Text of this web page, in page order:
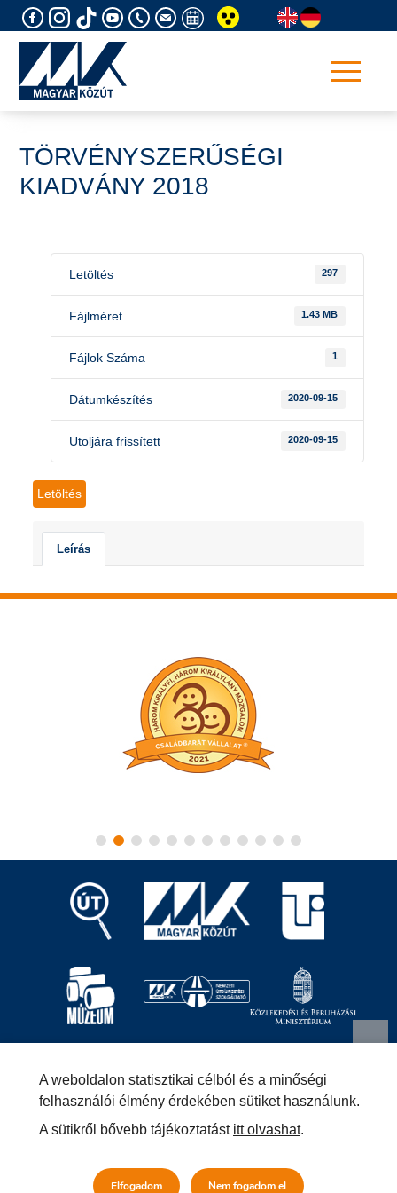
to
TÖRVÉNYSZERŰSÉGI
KIADVÁNY 2018
Letöltés 297
Fájlméret 1.43 MB
Fájlok Száma 1
Dátumkészítés 2020-09-15
Utoljára frissített 2020-09-15
Letöltés
Leírás
1024 Budapest, Fényes
Elek utca 7-13.
+36 (1) 819-9000 info@kozut.hu
MKNZRT (KRID: 153207128) Hivatali Kapu
Közérdekű adatok Impresszum
Másolatkészítési szabályzat –
Jogi közlemény
Általános szerződési feltételek
A weboldalon statisztikai célból és a minőségi
felhasználói élmény érdekében sütiket használunk.
A sütikről bővebb tájékoztatást itt olvashat.
Elfogadom Nem fogadom el